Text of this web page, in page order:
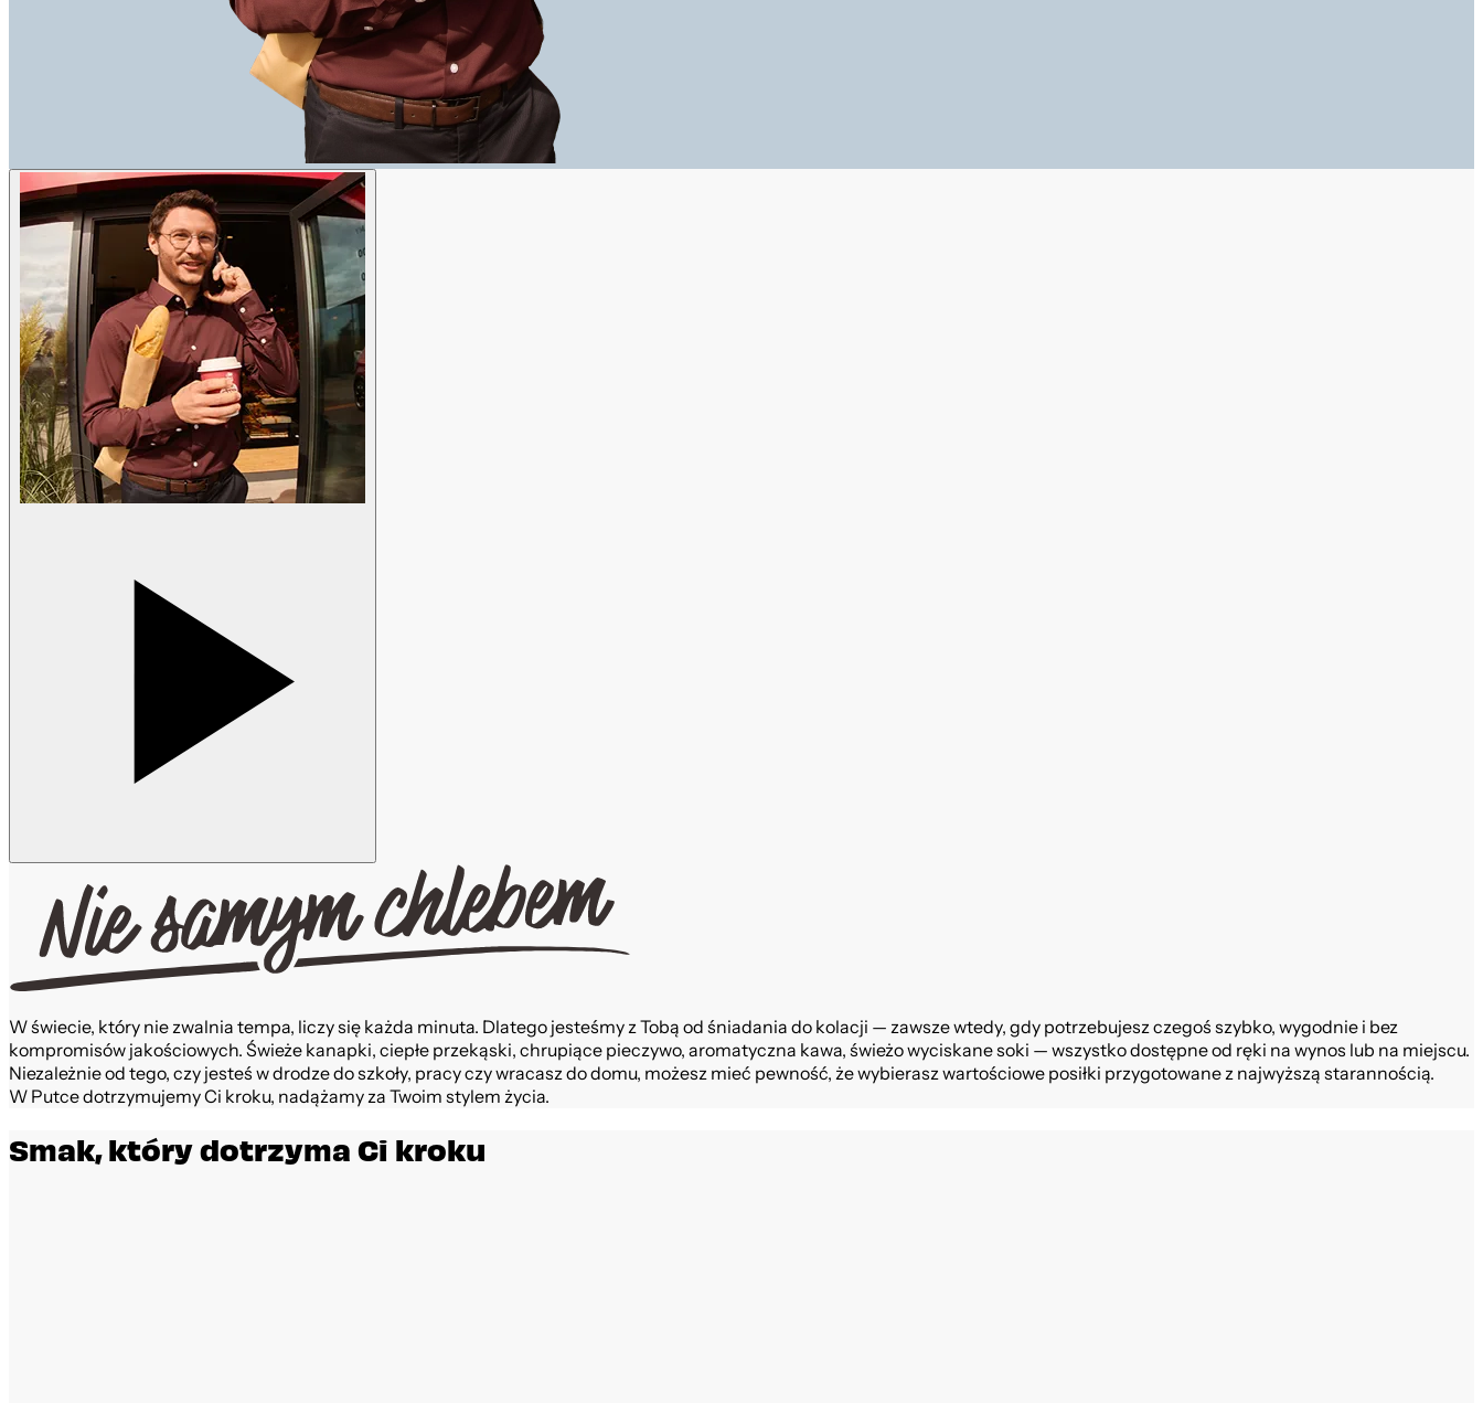
W świecie, który nie zwalnia tempa, liczy się każda minuta. Dlatego jesteśmy z Tobą od śniadania do kolacji — zawsze wtedy, gdy potrzebujesz czegoś szybko, wygodnie i bez
kompromisów jakościowych. Świeże kanapki, ciepłe przekąski, chrupiące pieczywo, aromatyczna kawa, świeżo wyciskane soki — wszystko dostępne od ręki na wynos lub na miejscu.
Niezależnie od tego, czy jesteś w drodze do szkoły, pracy czy wracasz do domu, możesz mieć pewność, że wybierasz wartościowe posiłki przygotowane z najwyższą starannością.
W Putce dotrzymujemy Ci kroku, nadążamy za Twoim stylem życia.
Smak, który dotrzyma Ci kroku